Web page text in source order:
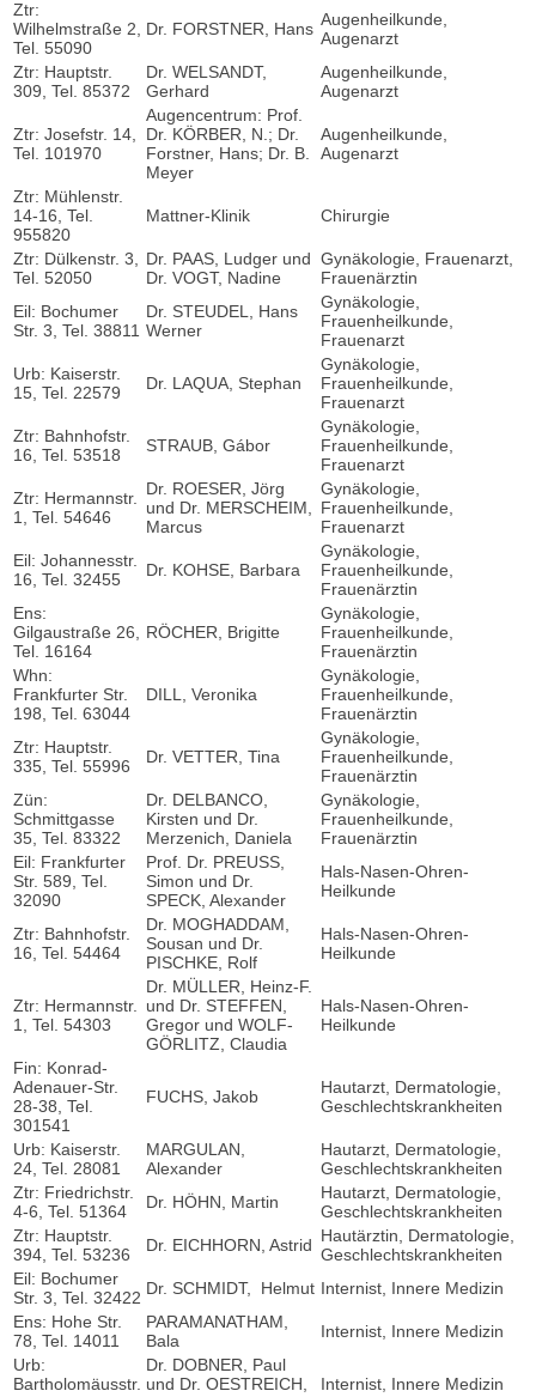
Ztr:
Wilhelmstraße 2,
Tel. 55090
Dr. FORSTNER, Hans Augenheilkunde,
Augenarzt
Ztr: Hauptstr.
309, Tel. 85372
Dr. WELSANDT,
Gerhard
Augenheilkunde,
Augenarzt
Ztr: Josefstr. 14,
Tel. 101970
Augencentrum: Prof.
Dr. KÖRBER, N.; Dr.
Forstner, Hans; Dr. B.
Meyer
Augenheilkunde,
Augenarzt
Ztr: Mühlenstr.
14-16, Tel.
955820
Mattner-Klinik Chirurgie
Ztr: Dülkenstr. 3,
Tel. 52050
Dr. PAAS, Ludger und
Dr. VOGT, Nadine
Gynäkologie, Frauenarzt,
Frauenärztin
Eil: Bochumer
Str. 3, Tel. 38811
Dr. STEUDEL, Hans
Werner
Gynäkologie,
Frauenheilkunde,
Frauenarzt
Urb: Kaiserstr.
15, Tel. 22579
Dr. LAQUA, Stephan
Gynäkologie,
Frauenheilkunde,
Frauenarzt
Ztr: Bahnhofstr.
16, Tel. 53518
STRAUB, Gábor
Gynäkologie,
Frauenheilkunde,
Frauenarzt
Ztr: Hermannstr.
1, Tel. 54646
Dr. ROESER, Jörg
und Dr. MERSCHEIM,
Marcus
Gynäkologie,
Frauenheilkunde,
Frauenarzt
Eil: Johannesstr.
16, Tel. 32455
Dr. KOHSE, Barbara
Gynäkologie,
Frauenheilkunde,
Frauenärztin
Ens:
Gilgaustraße 26,
Tel. 16164
RÖCHER, Brigitte
Gynäkologie,
Frauenheilkunde,
Frauenärztin
Whn:
Frankfurter Str.
198, Tel. 63044
DILL, Veronika
Gynäkologie,
Frauenheilkunde,
Frauenärztin
Ztr: Hauptstr.
335, Tel. 55996
Dr. VETTER, Tina
Gynäkologie,
Frauenheilkunde,
Frauenärztin
Zün:
Schmittgasse
35, Tel. 83322
Dr. DELBANCO,
Kirsten und Dr.
Merzenich, Daniela
Gynäkologie,
Frauenheilkunde,
Frauenärztin
Eil: Frankfurter
Str. 589, Tel.
32090
Prof. Dr. PREUSS,
Simon und Dr.
SPECK, Alexander
Hals-Nasen-Ohren-
Heilkunde
Ztr: Bahnhofstr.
16, Tel. 54464
Dr. MOGHADDAM,
Sousan und Dr.
PISCHKE, Rolf
Hals-Nasen-Ohren-
Heilkunde
Ztr: Hermannstr.
1, Tel. 54303
Dr. MÜLLER, Heinz-F.
und Dr. STEFFEN,
Gregor und WOLF-
GÖRLITZ, Claudia
Hals-Nasen-Ohren-
Heilkunde
Fin: Konrad-
Adenauer-Str.
28-38, Tel.
301541
FUCHS, Jakob
Hautarzt, Dermatologie,
Geschlechtskrankheiten
Urb: Kaiserstr.
24, Tel. 28081
MARGULAN,
Alexander
Hautarzt, Dermatologie,
Geschlechtskrankheiten
Ztr: Friedrichstr.
4-6, Tel. 51364
Dr. HÖHN, Martin
Hautarzt, Dermatologie,
Geschlechtskrankheiten
Ztr: Hauptstr.
394, Tel. 53236
Dr. EICHHORN, Astrid Hautärztin, Dermatologie,
Geschlechtskrankheiten
Eil: Bochumer
Str. 3, Tel. 32422 Dr. SCHMIDT, Helmut Internist, Innere Medizin
Ens: Hohe Str.
78, Tel. 14011
PARAMANATHAM,
Bala
Internist, Innere Medizin
Urb:
Bartholomäusstr.
Dr. DOBNER, Paul
und Dr. OESTREICH,
Internist, Innere Medizin